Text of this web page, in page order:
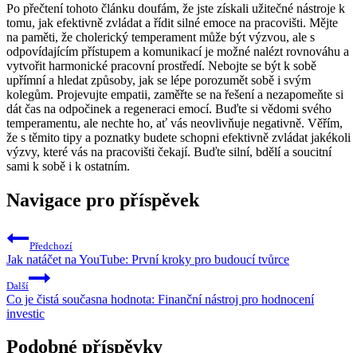
Po přečtení tohoto článku doufám, že jste získali užitečné nástroje k
tomu, jak efektivně zvládat a řídit silné emoce na pracovišti. Mějte
na paměti, že cholerický temperament může být výzvou, ale s
odpovídajícím přístupem a komunikací je možné nalézt rovnováhu a
vytvořit harmonické pracovní prostředí. Nebojte se být k sobě
upřímní a hledat způsoby, jak se lépe porozumět sobě i svým
kolegům. Projevujte empatii, zaměřte se na řešení a nezapomeňte si
dát čas na odpočinek a regeneraci emocí. Buďte si vědomi svého
temperamentu, ale nechte ho, ať vás neovlivňuje negativně. Věřím,
že s těmito tipy a poznatky budete schopni efektivně zvládat jakékoli
výzvy, které vás na pracovišti čekají. Buďte silní, bdělí a soucitní
sami k sobě i k ostatním.
Navigace pro příspěvek
Předchozí
Jak natáčet na YouTube: První kroky pro budoucí tvůrce
Další
Co je čistá současna hodnota: Finanční nástroj pro hodnocení
investic
Podobné příspěvky